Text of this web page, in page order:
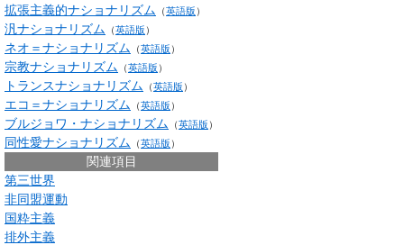
拡張主義的ナショナリズム （英語版 ）
汎ナショナリズム （英語版 ）
ネオ＝ナショナリズム （英語版 ）
宗教ナショナリズム （英語版 ）
トランスナショナリズム （英語版 ）
エコ＝ナショナリズム （英語版 ）
ブルジョワ・ナショナリズム （英語版 ）
同性愛ナショナリズム （英語版 ）
関連項目
第三世界
非同盟運動
国粋主義
排外主義